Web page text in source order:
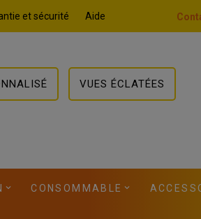
et sécurité Aide
VUES ÉCLATÉES
CONSOMMABLE